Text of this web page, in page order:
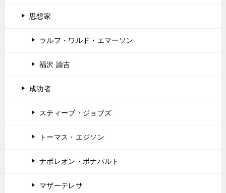
思想家
ラルフ・ワルド・エマーソン
福沢 諭吉
成功者
スティーブ・ジョブズ
トーマス・エジソン
ナポレオン・ボナパルト
マザーテレサ